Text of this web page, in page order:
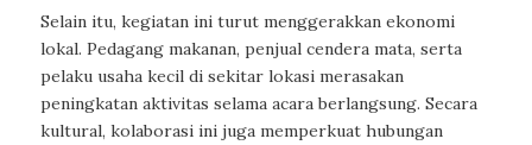
Selain itu, kegiatan ini turut menggerakkan ekonomi
lokal. Pedagang makanan, penjual cendera mata, serta
pelaku usaha kecil di sekitar lokasi merasakan
peningkatan aktivitas selama acara berlangsung. Secara
kultural, kolaborasi ini juga memperkuat hubungan